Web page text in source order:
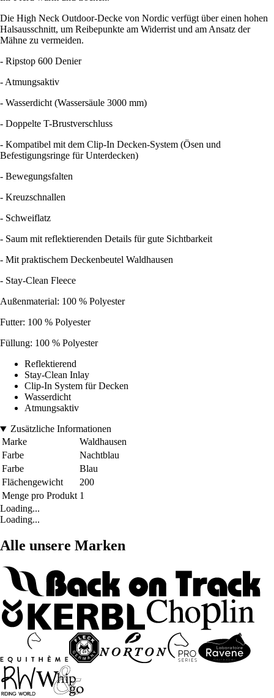
Die High Neck Outdoor-Decke von Nordic verfügt über einen hohen
Halsausschnitt, um Reibepunkte am Widerrist und am Ansatz der
Mähne zu vermeiden.
- Ripstop 600 Denier
- Atmungsaktiv
- Wasserdicht (Wassersäule 3000 mm)
- Doppelte T-Brustverschluss
- Kompatibel mit dem Clip-In Decken-System (Ösen und
Befestigungsringe für Unterdecken)
- Bewegungsfalten
- Kreuzschnallen
- Schweiflatz
- Saum mit reflektierenden Details für gute Sichtbarkeit
- Mit praktischem Deckenbeutel Waldhausen
- Stay-Clean Fleece
Außenmaterial: 100 % Polyester
Futter: 100 % Polyester
Füllung: 100 % Polyester
Reflektierend
Stay-Clean Inlay
Clip-In System für Decken
Wasserdicht
Atmungsaktiv
Zusätzliche Informationen
Marke
Waldhausen
Farbe
Nachtblau
Farbe
Blau
Flächengewicht
200
Menge pro Produkt 1
Loading...
Loading...
Alle unsere Marken